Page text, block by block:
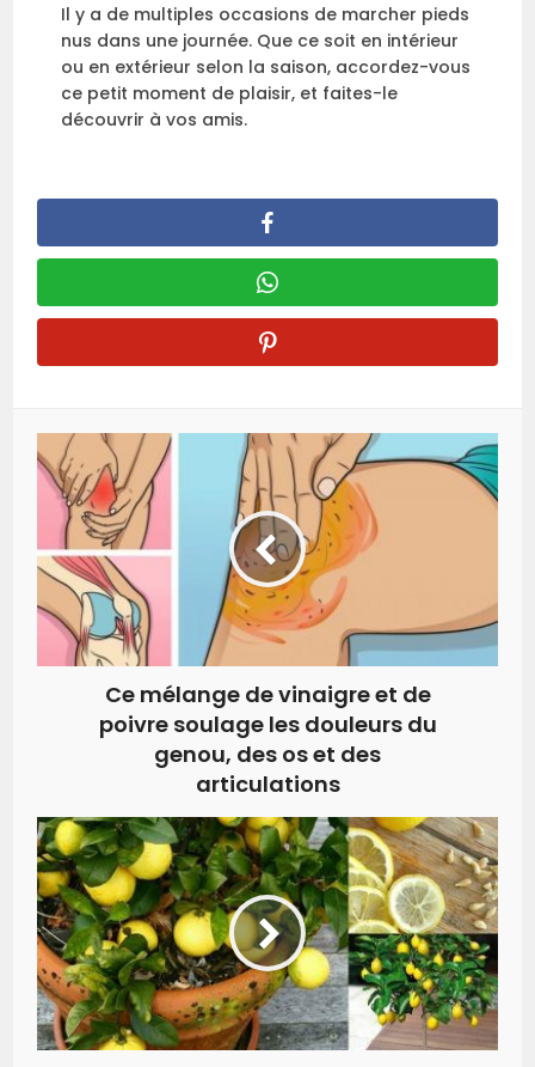
Il y a de multiples occasions de marcher pieds
nus dans une journée. Que ce soit en intérieur
ou en extérieur selon la saison, accordez-vous
ce petit moment de plaisir, et faites-le
découvrir à vos amis.
Ce mélange de vinaigre et de
poivre soulage les douleurs du
genou, des os et des
articulations